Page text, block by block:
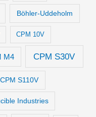
Böhler-Uddeholm
CPM 10V
M4 CPM S30V
CPM S110V
Industries